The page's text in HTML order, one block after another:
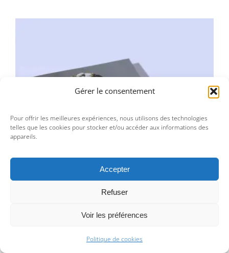
Gérer le consentement
Pour offrir les meilleures expériences, nous utilisons des technologies
telles que les cookies pour stocker et/ou accéder aux informations des
appareils.
Accepter
Refuser
Voir les préférences
Politique de cookies
Nicolas Kennett – Le Mur qui danse
Nicolas Kennett – Le Mur qui danse